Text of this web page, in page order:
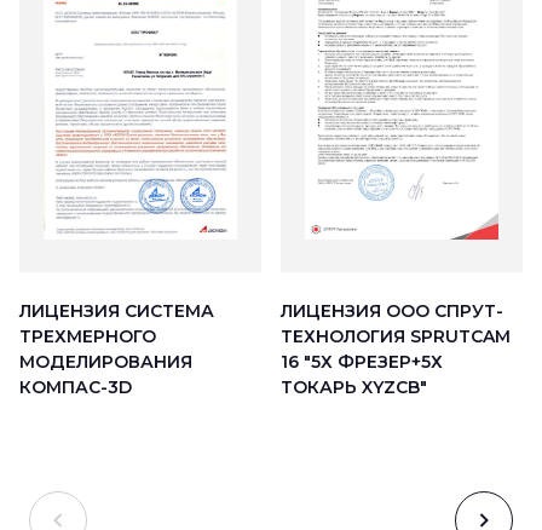
ЛИЦЕНЗИЯ СИСТЕМА
ТРЕХМЕРНОГО
МОДЕЛИРОВАНИЯ
КОМПАС-3D
ЛИЦЕНЗИЯ ООО СПРУТ-
ТЕХНОЛОГИЯ SPRUTCAM
16 "5Х ФРЕЗЕР+5Х
ТОКАРЬ XYZCB"